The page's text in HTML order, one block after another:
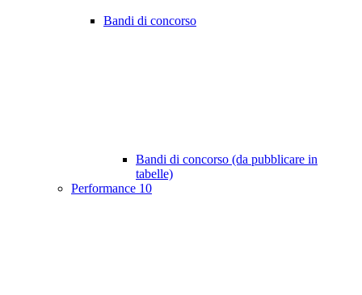
Bandi di concorso
Bandi di concorso (da pubblicare in
tabelle)
Performance 10